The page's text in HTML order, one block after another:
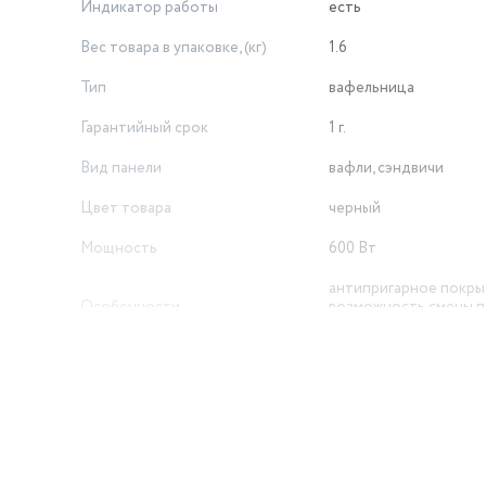
Индикатор работы
есть
Вес товара в упаковке, (кг)
1.6
Тип
вафельница
Гарантийный срок
1 г.
Вид панели
вафли, сэндвичи
Цвет товара
черный
Мощность
600 Вт
антипригарное
возможность смены